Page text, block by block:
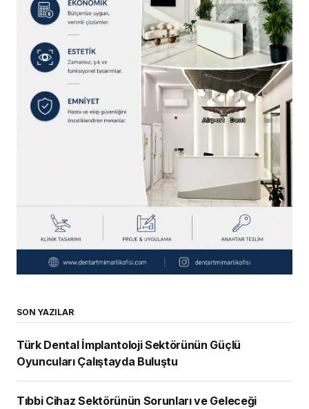
SON YAZILAR
Türk Dental İmplantoloji Sektörünün Güçlü
Oyuncuları Çalıştayda Buluştu
Tıbbi Cihaz Sektörünün Sorunları ve Geleceği